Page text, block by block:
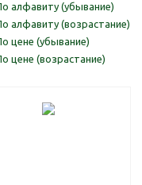
алфавиту (убывание)
алфавиту (возрастание)
цене (убывание)
цене (возрастание)